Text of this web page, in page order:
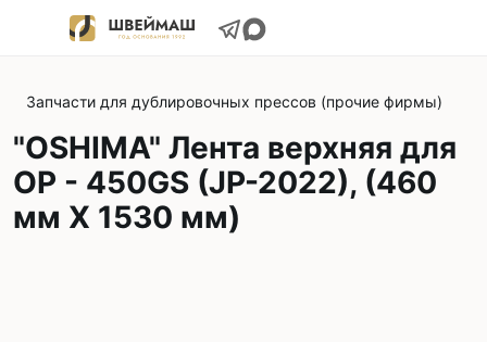
Запчасти для дублировочных прессов (прочие фирмы)
"OSHIMA" Лента верхняя для
OP - 450GS (JP-2022), (460
мм Х 1530 мм)